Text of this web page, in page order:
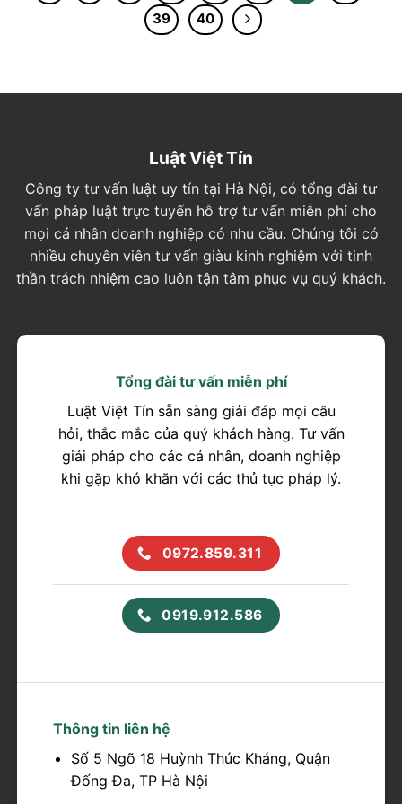
39
40
Luật Việt Tín
Công ty tư vấn luật uy tín tại Hà Nội, có tổng đài tư
vấn pháp luật trực tuyến hỗ trợ tư vấn miễn phí cho
mọi cá nhân doanh nghiệp có nhu cầu. Chúng tôi có
nhiều chuyên viên tư vấn giàu kinh nghiệm với tinh
thần trách nhiệm cao luôn tận tâm phục vụ quý khách.
Tổng đài tư vấn miễn phí
Luật Việt Tín sẵn sàng giải đáp mọi câu
hỏi, thắc mắc của quý khách hàng. Tư vấn
giải pháp cho các cá nhân, doanh nghiệp
khi gặp khó khăn với các thủ tục pháp lý.
0972.859.311
0919.912.586
Thông tin liên hệ
Số 5 Ngõ 18 Huỳnh Thúc Kháng, Quận
Đống Đa, TP Hà Nội